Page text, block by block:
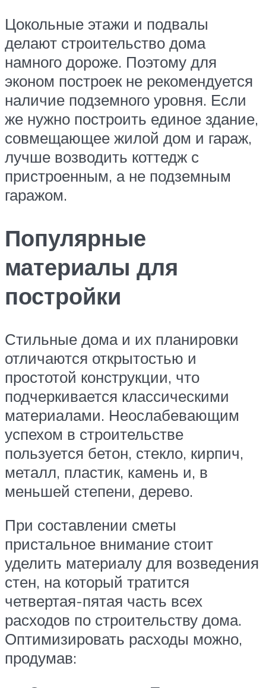
Цокольные этажи и подвалы
делают строительство дома
намного дороже. Поэтому для
эконом построек не рекомендуется
наличие подземного уровня. Если
же нужно построить единое здание,
совмещающее жилой дом и гараж,
лучше возводить коттедж с
пристроенным, а не подземным
гаражом.
Популярные
материалы для
постройки
Стильные дома и их планировки
отличаются открытостью и
простотой конструкции, что
подчеркивается классическими
материалами. Неослабевающим
успехом в строительстве
пользуется бетон, стекло, кирпич,
металл, пластик, камень и, в
меньшей степени, дерево.
При составлении сметы
пристальное внимание стоит
уделить материалу для возведения
стен, на который тратится
четвертая-пятая часть всех
расходов по строительству дома.
Оптимизировать расходы можно,
продумав: